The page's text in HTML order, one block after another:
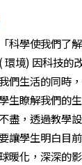
科學使我們了
境) 因科技的
們生活的同時
生瞭解我們的
盡，透過教學
讓學生明白目
暖化，深深的